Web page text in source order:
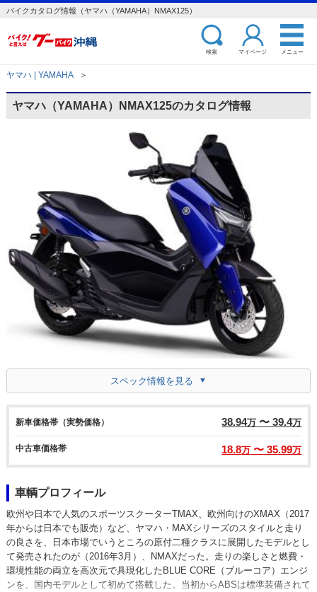
バイクカタログ情報（ヤマハ（YAMAHA）NMAX125）
検索 マイページ メニュー
ヤマハ | YAMAHA ＞
ヤマハ（YAMAHA）NMAX125のカタログ情報
スペック情報を見る
新車価格帯（実勢価格） 38.94万 〜 39.4万
中古車価格帯 18.8万 〜 35.99万
車輌プロフィール
欧州や日本で人気のスポーツスクーターTMAX、欧州向けのXMAX（2017
年からは日本でも販売）など、ヤマハ・MAXシリーズのスタイルと走り
の良さを、日本市場でいうところの原付二種クラスに展開したモデルとし
て発売されたのが（2016年3月）、NMAXだった。走りの楽しさと燃費・
環境性能の両立を高次元で具現化したBLUE CORE（ブルーコア）エンジ
ンを、国内モデルとして初めて搭載した。当初からABSは標準装備されて